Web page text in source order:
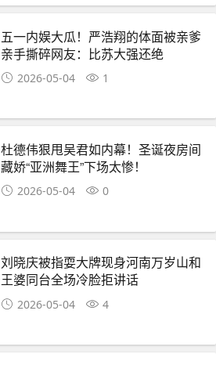
五一内娱大瓜！严浩翔的体面被亲爹
亲手撕碎网友：比苏大强还绝
2026-05-04 1
杜德伟狠甩吴君如内幕！圣诞夜房间
藏娇“亚洲舞王”下场太惨！
2026-05-04 0
刘晓庆被指耍大牌现身河南万岁山和
王婆同台全场冷脸拒讲话
2026-05-04 4